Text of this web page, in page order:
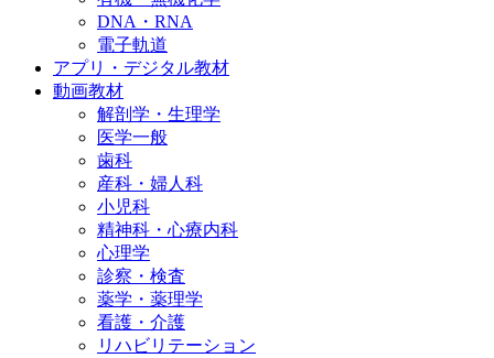
DNA・RNA
電子軌道
アプリ・デジタル教材
動画教材
解剖学・生理学
医学一般
歯科
産科・婦人科
小児科
精神科・心療内科
心理学
診察・検査
薬学・薬理学
看護・介護
リハビリテーション